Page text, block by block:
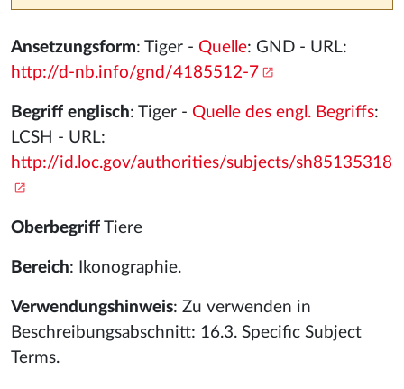
Ansetzungsform: Tiger - Quelle: GND - URL:
http://d-nb.info/gnd/4185512-7
Begriff englisch: Tiger - Quelle des engl. Begriffs:
LCSH - URL:
http://id.loc.gov/authorities/subjects/sh85135318
Oberbegriff Tiere
Bereich: Ikonographie.
Verwendungshinweis: Zu verwenden in
Beschreibungsabschnitt: 16.3. Specific Subject
Terms.